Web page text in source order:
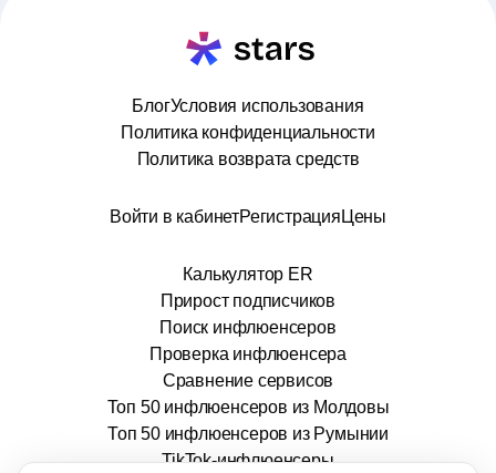
БлогУсловия использования
Политика конфиденциальности
Политика возврата средств
Войти в кабинетРегистрация Цены
Калькулятор ER
Прирост подписчиков
Поиск инфлюенсеров
Проверка инфлюенсера
Сравнение сервисов
Топ 50 инфлюенсеров из Молдовы
Топ 50 инфлюенсеров из Румынии
TikTok-инфлюенсеры